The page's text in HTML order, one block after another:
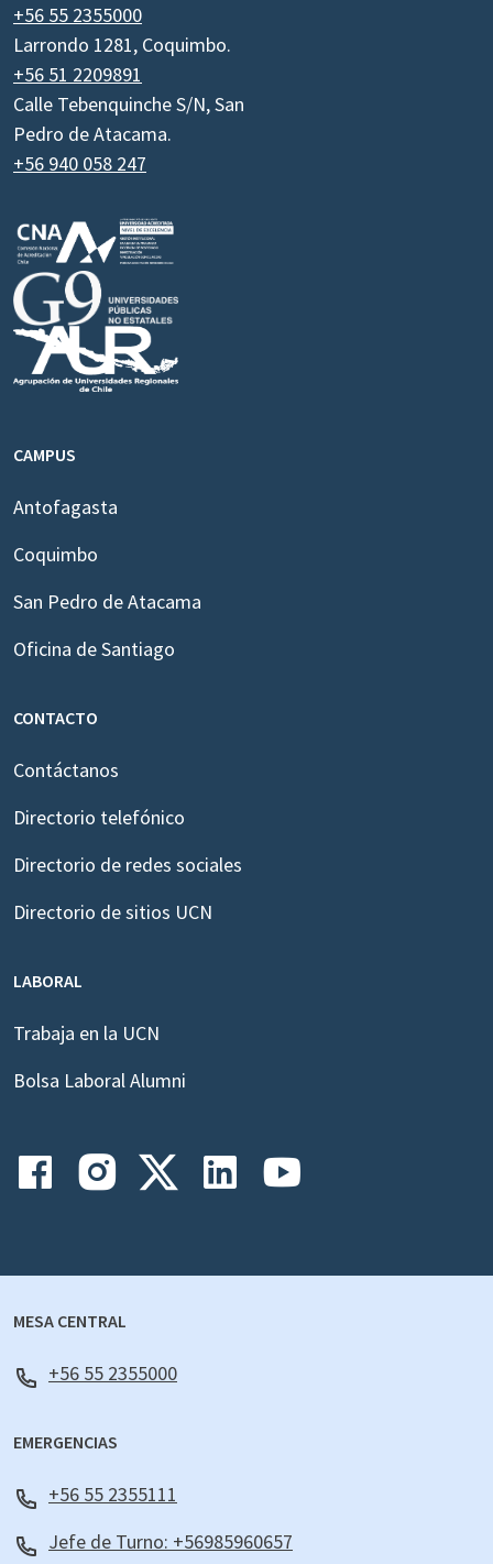
+56 55 2355000
Larrondo 1281, Coquimbo.
+56 51 2209891
Calle Tebenquinche S/N, San
Pedro de Atacama.
+56 940 058 247
CAMPUS
Antofagasta
Coquimbo
San Pedro de Atacama
Oficina de Santiago
CONTACTO
Contáctanos
Directorio telefónico
Directorio de redes sociales
Directorio de sitios UCN
LABORAL
Trabaja en la UCN
Bolsa Laboral Alumni
MESA CENTRAL
+56 55 2355000
EMERGENCIAS
+56 55 2355111
Jefe de Turno: +56985960657